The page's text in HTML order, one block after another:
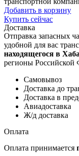
Добавить в корзину
Купить сейчас
Доставка
Отправка запасных
удобной для вас
находящегося в
регионы Российской
Самовывоз
Доставка до
Доставка в
Авиадоставка
Ж/д доставка
Оплата
Оплата принимается